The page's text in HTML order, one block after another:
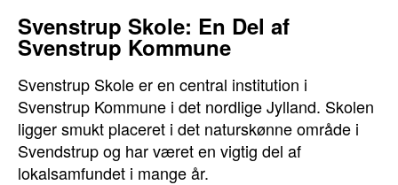
Svenstrup Skole: En Del af
Svenstrup Kommune
Svenstrup Skole er en central institution i
Svenstrup Kommune i det nordlige Jylland. Skolen
ligger smukt placeret i det naturskønne område i
Svendstrup og har været en vigtig del af
lokalsamfundet i mange år.